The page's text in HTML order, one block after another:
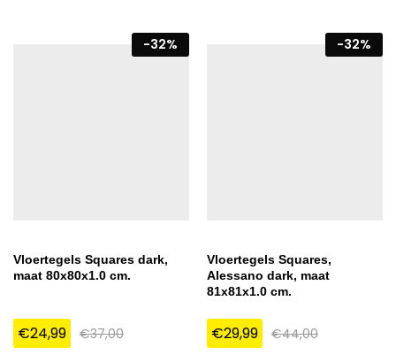
-32%
Vloertegels Squares dark,
maat 80x80x1.0 cm.
€24,99 €37,00
-32%
Vloertegels Squares,
Alessano dark, maat
81x81x1.0 cm.
€29,99 €44,00